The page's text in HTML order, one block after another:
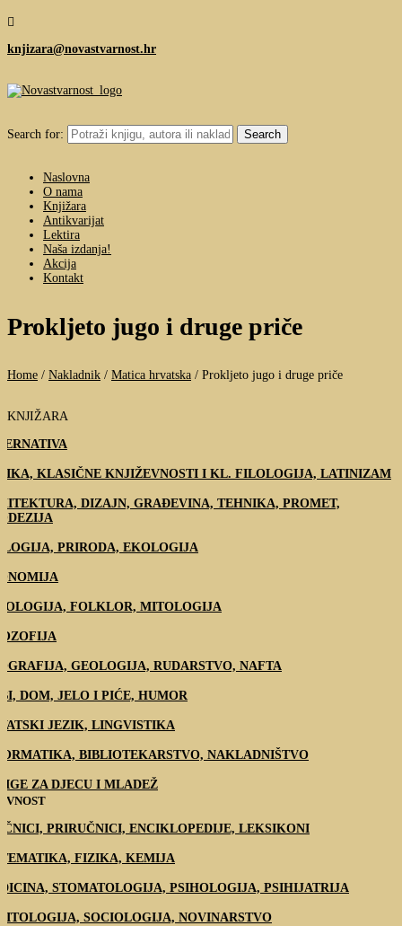

knjizara@novastvarnost.hr
Search for:
Naslovna
O nama
Knjižara
Antikvarijat
Lektira
Naša izdanja!
Akcija
Kontakt
Prokljeto jugo i druge priče
Home / Nakladnik / Matica hrvatska / Prokljeto jugo i druge priče
KNJIŽARA
KLASIČNE KNJIŽEVNOSTI I KL. FILOLOGIJA, LATINIZAM
DIZAJN, GRAĐEVINA, TEHNIKA, PROMET,
PRIRODA, EKOLOGIJA
FOLKLOR, MITOLOGIJA
GEOLOGIJA, RUDARSTVO, NAFTA
DOM, JELO I PIĆE, HUMOR
JEZIK, LINGVISTIKA
BIBLIOTEKARSTVO, NAKLADNIŠTVO
ZA DJECU I MLADEŽ
PRIRUČNICI, ENCIKLOPEDIJE, LEKSIKONI
FIZIKA, KEMIJA
STOMATOLOGIJA, PSIHOLOGIJA, PSIHIJATRIJA
SOCIOLOGIJA, NOVINARSTVO